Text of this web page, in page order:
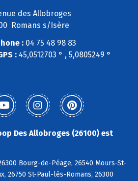
des Allobroges
Romans s/Isère
: 04 75 48 98 83
: 45,0512703 ° , 5,0805249 °
Des Allobroges (26100) est
Bourg-de-Péage, 26540 Mours-St-
26750 St-Paul-lès-Romans, 26300